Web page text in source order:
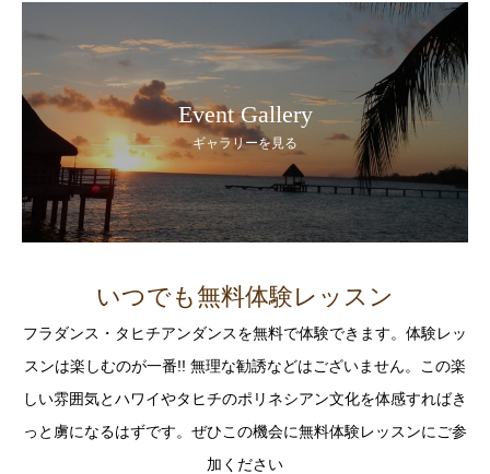
Event Gallery
ギャラリーを見る
いつでも無料体験レッスン
フラダンス・タヒチアンダンスを無料で体験できます。体験レッ
スンは楽しむのが一番!! 無理な勧誘などはございません。この楽
しい雰囲気とハワイやタヒチのポリネシアン文化を体感すればき
っと虜になるはずです。ぜひこの機会に無料体験レッスンにご参
加ください